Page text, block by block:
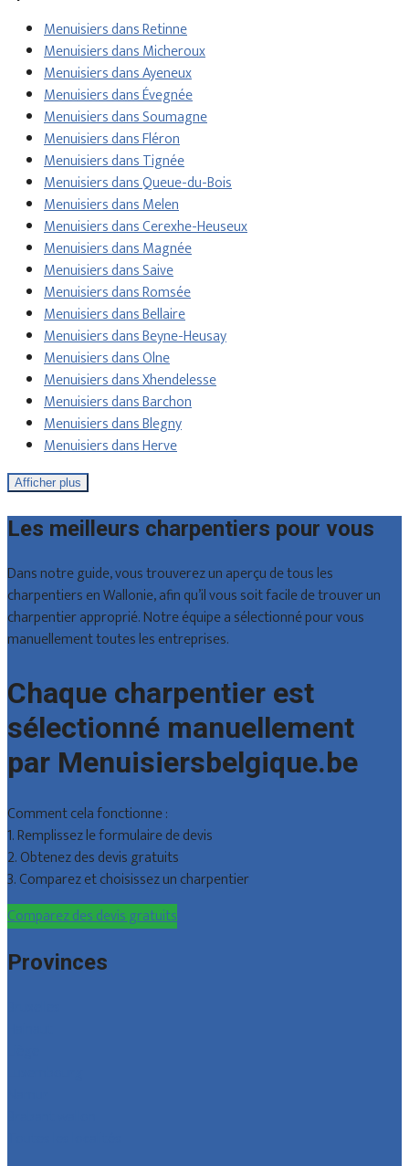
Menuisiers dans Retinne
Menuisiers dans Micheroux
Menuisiers dans Ayeneux
Menuisiers dans Évegnée
Menuisiers dans Soumagne
Menuisiers dans Fléron
Menuisiers dans Tignée
Menuisiers dans Queue-du-Bois
Menuisiers dans Melen
Menuisiers dans Cerexhe-Heuseux
Menuisiers dans Magnée
Menuisiers dans Saive
Menuisiers dans Romsée
Menuisiers dans Bellaire
Menuisiers dans Beyne-Heusay
Menuisiers dans Olne
Menuisiers dans Xhendelesse
Menuisiers dans Barchon
Menuisiers dans Blegny
Menuisiers dans Herve
Afficher plus
Les meilleurs charpentiers pour vous
Dans notre guide, vous trouverez un aperçu de tous les
charpentiers en Wallonie, afin qu’il vous soit facile de trouver un
charpentier approprié. Notre équipe a sélectionné pour vous
manuellement toutes les entreprises.
Chaque charpentier est
sélectionné manuellement
par Menuisiersbelgique.be
Comment cela fonctionne :
1. Remplissez le formulaire de devis
2. Obtenez des devis gratuits
3. Comparez et choisissez un charpentier
Comparez des devis gratuits
Provinces